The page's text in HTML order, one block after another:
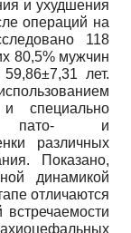
и ухудшения
операций на
118
80,5% мужчин
лет.
и специально
пато- и
различных
Показано,
динамикой
отличаются